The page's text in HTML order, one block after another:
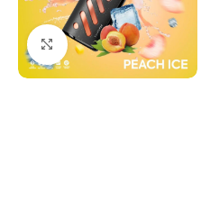
Büyütmek için tıkla